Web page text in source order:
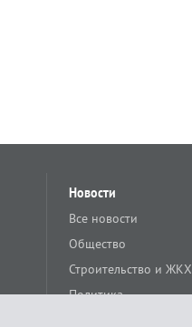
Новости
Все новости
Общество
Строительство и ЖКХ
Политика